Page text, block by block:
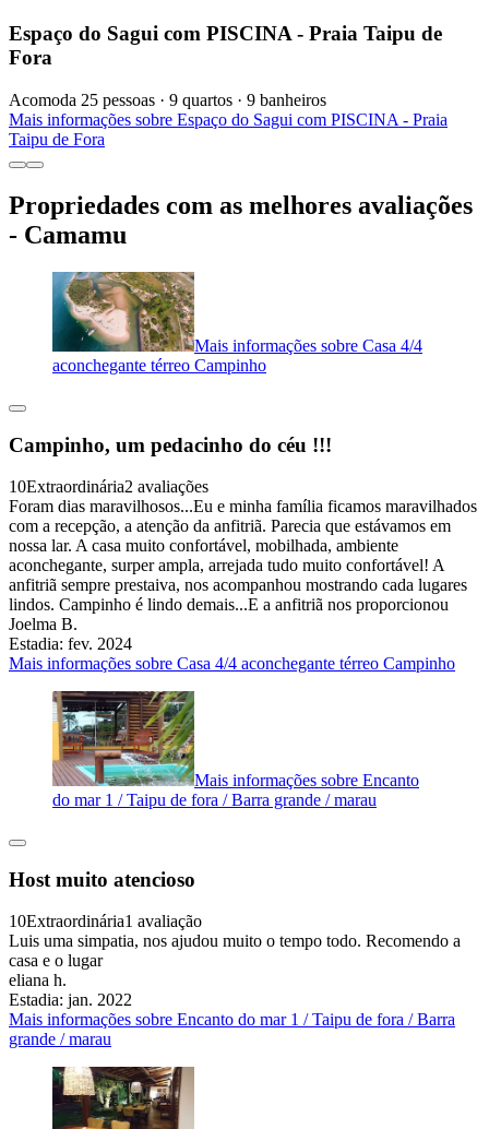
Espaço do Sagui com PISCINA - Praia Taipu de
Fora
Acomoda 25 pessoas · 9 quartos · 9 banheiros
Mais informações sobre Espaço do Sagui com PISCINA - Praia
Taipu de Fora
Propriedades com as melhores avaliações
- Camamu
Mais informações sobre Casa 4/4
aconchegante térreo Campinho
Campinho, um pedacinho do céu !!!
10Extraordinária2 avaliações
Foram dias maravilhosos...Eu e minha família ficamos maravilhados
com a recepção, a atenção da anfitriã. Parecia que estávamos em
nossa lar. A casa muito confortável, mobilhada, ambiente
aconchegante, surper ampla, arrejada tudo muito confortável! A
anfitriã sempre prestaiva, nos acompanhou mostrando cada lugares
lindos. Campinho é lindo demais...E a anfitriã nos proporcionou
Joelma B.
Estadia: fev. 2024
Mais informações sobre Casa 4/4 aconchegante térreo Campinho
Mais informações sobre Encanto
do mar 1 / Taipu de fora / Barra grande / marau
Host muito atencioso
10Extraordinária1 avaliação
Luis uma simpatia, nos ajudou muito o tempo todo. Recomendo a
casa e o lugar
eliana h.
Estadia: jan. 2022
Mais informações sobre Encanto do mar 1 / Taipu de fora / Barra
grande / marau